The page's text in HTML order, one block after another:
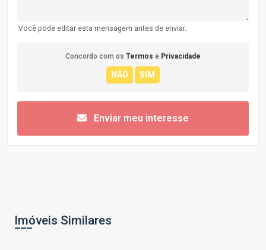
Você pode editar esta mensagem antes de enviar.
Concordo com os Termos e Privacidade
Enviar meu interesse
Imóveis Similares